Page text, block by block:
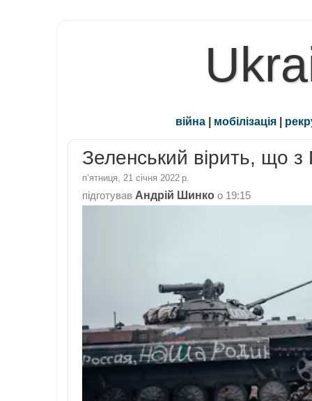
війна | мобілізація |
Зеленський вірить, що
пʼятниця, 21 січня 2022 р.
підготував Андрій Шинко о 19:15